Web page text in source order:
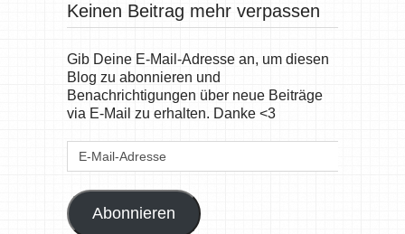
Keinen Beitrag mehr verpassen
Gib Deine E-Mail-Adresse an, um diesen
Blog zu abonnieren und
Benachrichtigungen über neue Beiträge
via E-Mail zu erhalten. Danke <3
E-
Abonnieren